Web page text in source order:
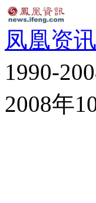
凤凰资讯
1990-
2008年